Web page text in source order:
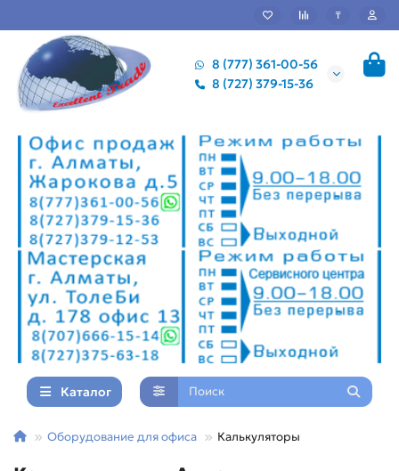
₸
8 (777) 361-00-56
8 (727) 379-15-36
Каталог
Оборудование для офиса Калькуляторы